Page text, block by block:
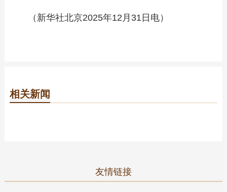
（新华社北京2025年12月31日电）
相关新闻
友情链接